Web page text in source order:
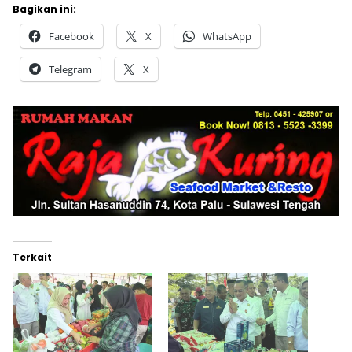
Bagikan ini:
Facebook X WhatsApp
Telegram X
Terkait